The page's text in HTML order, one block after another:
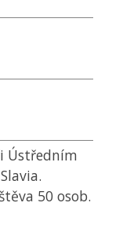
Ústředním
50 osob.